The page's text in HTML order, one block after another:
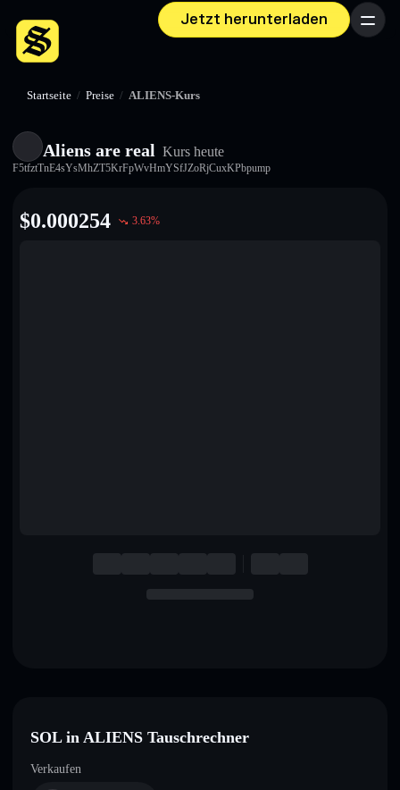
Jetzt herunterladen Menü
Startseite / Preise / ALIENS-Kurs
Aliens are real Kurs heute
F5tfztTnE4sYsMhZT5KrFpWvHmYSfJZoRjCuxKPbpump
$0.000254 3.63%
SOL in ALIENS Tauschrechner
Verkaufen